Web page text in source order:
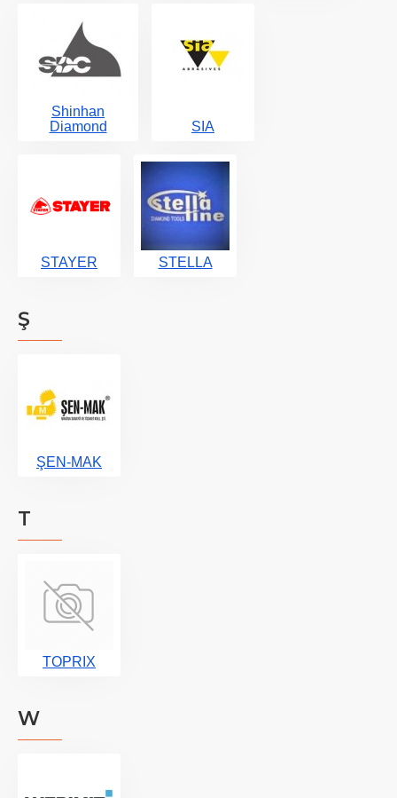
Shinhan
Diamond
SIA
STAYER STELLA
Ş
ŞEN-MAK
T
TOPRIX
W